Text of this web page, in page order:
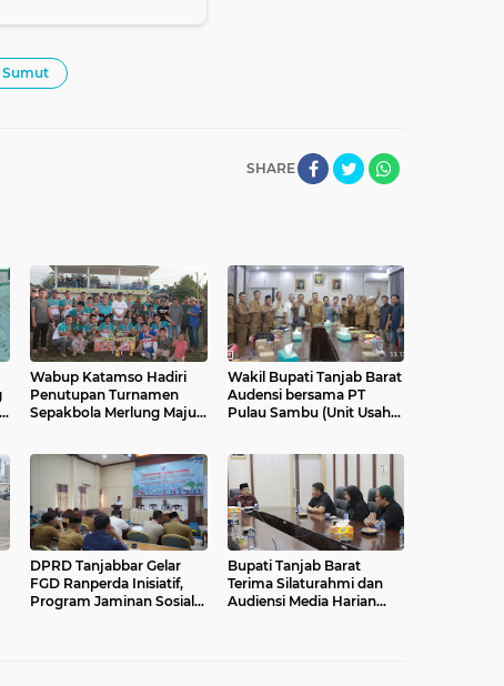
Sumut
SHARE
Wabup Katamso Hadiri
Penutupan Turnamen
Sepakbola Merlung Maju
Wakil Bupati Tanjab Barat
Audensi bersama PT
Pulau Sambu (Unit Usaha
Barat, Senin
DPRD Tanjabbar Gelar
FGD Ranperda Inisiatif,
Program Jaminan Sosial
Bupati Tanjab Barat
Terima Silaturahmi dan
Audiensi Media Harian